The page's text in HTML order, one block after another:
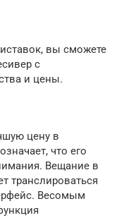
вы сможете
с
и цены.
цену в
что его
Вещание в
транслироваться
Весомым